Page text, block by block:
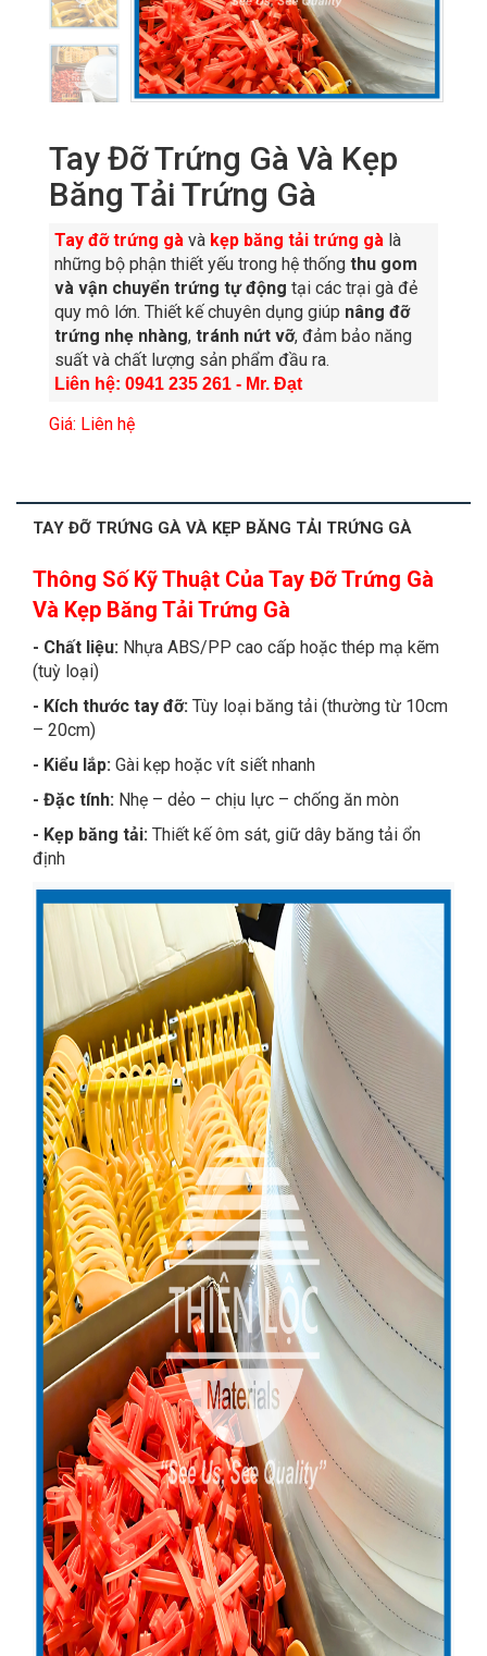
Tay Đỡ Trứng Gà Và Kẹp
Băng Tải Trứng Gà
Tay đỡ trứng gà và kẹp băng tải trứng gà là
những bộ phận thiết yếu trong hệ thống thu gom
và vận chuyển trứng tự động tại các trại gà đẻ
quy mô lớn. Thiết kế chuyên dụng giúp nâng đỡ
trứng nhẹ nhàng, tránh nứt vỡ, đảm bảo năng
suất và chất lượng sản phẩm đầu ra.
Liên hệ: 0941 235 261 - Mr. Đạt
Giá: Liên hệ
TAY ĐỠ TRỨNG GÀ VÀ KẸP BĂNG TẢI TRỨNG GÀ
Thông Số Kỹ Thuật Của Tay Đỡ Trứng Gà
Và Kẹp Băng Tải Trứng Gà
- Chất liệu: Nhựa ABS/PP cao cấp hoặc thép mạ kẽm
(tuỳ loại)
- Kích thước tay đỡ: Tùy loại băng tải (thường từ 10cm
– 20cm)
- Kiểu lắp: Gài kẹp hoặc vít siết nhanh
- Đặc tính: Nhẹ – dẻo – chịu lực – chống ăn mòn
- Kẹp băng tải: Thiết kế ôm sát, giữ dây băng tải ổn
định